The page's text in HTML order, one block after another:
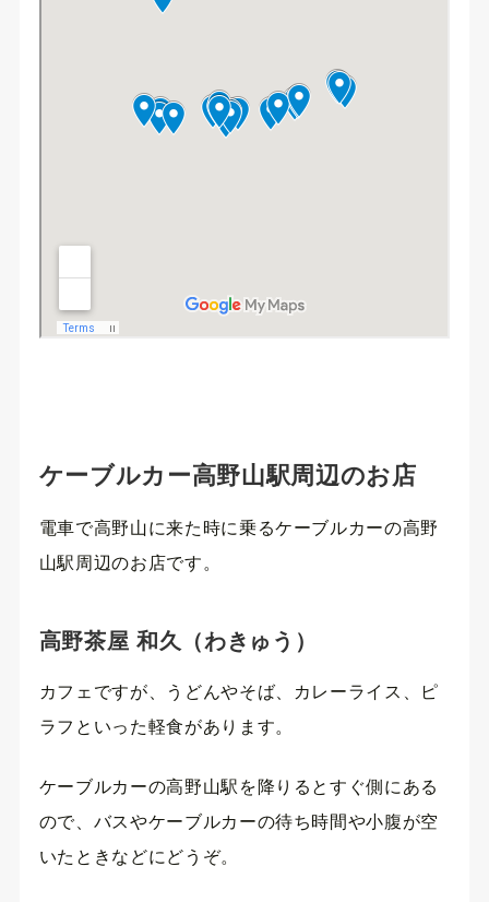
ケーブルカー高野山駅周辺のお店
電車で高野山に来た時に乗るケーブルカーの高野
山駅周辺のお店です。
高野茶屋 和久（わきゅう）
カフェですが、うどんやそば、カレーライス、ピ
ラフといった軽食があります。
ケーブルカーの高野山駅を降りるとすぐ側にある
ので、バスやケーブルカーの待ち時間や小腹が空
いたときなどにどうぞ。